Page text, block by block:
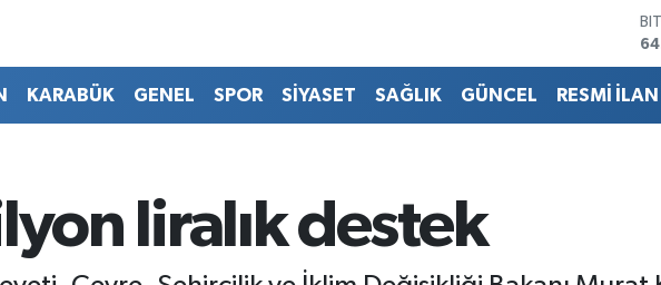
KARABÜK GENEL SPOR SİYASET SAĞLIK GÜNCEL RESMİ İLAN
liralık destek